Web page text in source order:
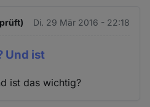
Di. 29 Mär 2016 - 22:18
Und ist
ist das wichtig?